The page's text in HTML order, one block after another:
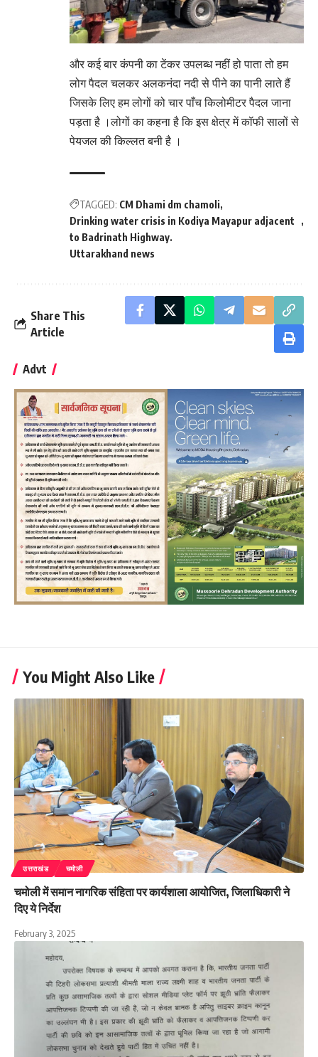
और कई बार कंपनी का टेंकर उपलब्ध नहीं हो पाता तो हम
लोग पैदल चलकर अलकनंदा नदी से पीने का पानी लाते हैं
जिसके लिए हम लोगों को चार पाँच किलोमीटर पैदल जाना
पड़ता है ।लोगों का कहना है कि इस क्षेत्र में कॉफी सालों से
पेयजल की किल्लत बनी है ।
TAGGED: CM Dhami dm chamoli
Drinking water crisis in Kodiya Mayapur adjacent
to Badrinath Highway.
Uttarakhand news
Share This
Article
Advt
You Might Also Like
उत्तराखंड चमोली
चमोली में समान नागरिक संहिता पर कार्यशाला आयोजित, जिलाधिकारी ने
दिए ये निर्देश
February 3, 2025